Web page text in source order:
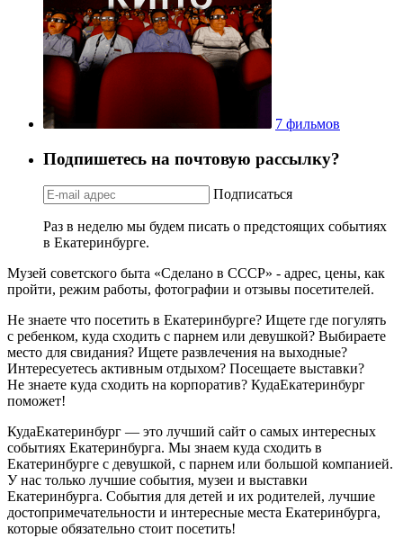
7 фильмов
Подпишетесь на почтовую рассылку?
Подписаться
Раз в неделю мы будем писать о предстоящих событиях
в Екатеринбурге.
Музей советского быта «Сделано в СССР» - адрес, цены, как
пройти, режим работы, фотографии и отзывы посетителей.
Не знаете что посетить в Екатеринбурге? Ищете где погулять
с ребенком, куда сходить с парнем или девушкой? Выбираете
место для свидания? Ищете развлечения на выходные?
Интересуетесь активным отдыхом? Посещаете выставки?
Не знаете куда сходить на корпоратив? КудаЕкатеринбург
поможет!
КудаЕкатеринбург — это лучший сайт о самых интересных
событиях Екатеринбурга. Мы знаем куда сходить в
Екатеринбурге с девушкой, с парнем или большой компанией.
У нас только лучшие события, музеи и выставки
Екатеринбурга. События для детей и их родителей, лучшие
достопримечательности и интересные места Екатеринбурга,
которые обязательно стоит посетить!